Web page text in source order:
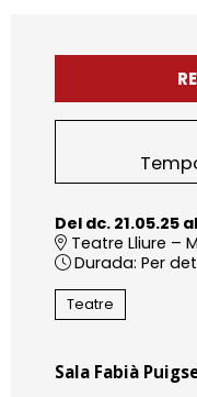
Del dc. 21.05.25al
Teatre Lliure –
Durada: Per
Teatre
Sala Fabià